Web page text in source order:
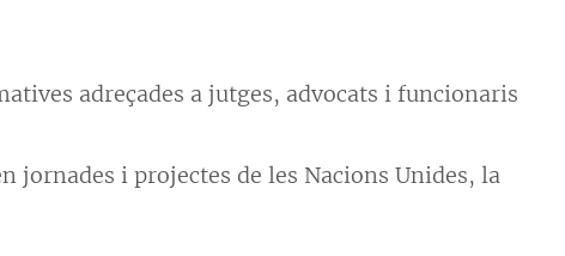
adreçades a jutges, advocats i funcionaris
jornades i projectes de les Nacions Unides, la